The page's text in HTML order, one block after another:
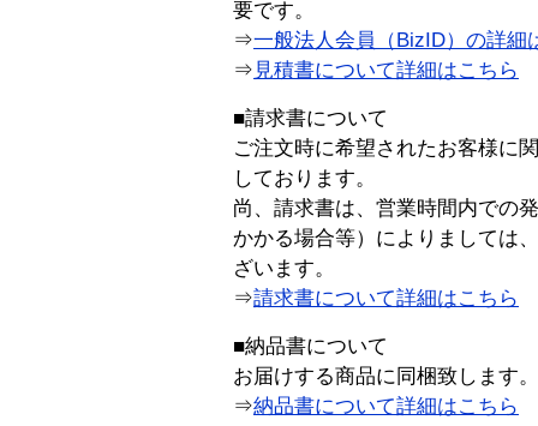
要です。
⇒一般法人会員（BizID）の詳細
⇒ 見積書について詳細はこちら
■請求書について
ご注文時に希望されたお客様に
しております。
尚、請求書は、営業時間内での
かかる場合等）によりましては
ざいます。
⇒請求書について詳細はこちら
■納品書について
お届けする商品に同梱致します。
⇒納品書について詳細はこちら